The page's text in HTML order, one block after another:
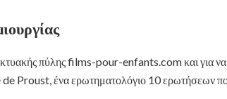
πύλης films-pour-enfants.com και για
Proust, ένα ερωτηματολόγιο 10 ερωτήσεων